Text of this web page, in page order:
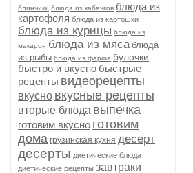
блинчики блюда из кабачков блюда из
картофеля блюда из картошки
блюда из курицы блюда из
макарон блюда из мяса блюда
из рыбы блюда из фарша булочки
быстро и вкусно быстрые
рецепты видеорецепты
вкусно вкусные рецепты
вторые блюда выпечка
готовим вкусно готовим
дома грузинская кухня десерт
десерты диетические блюда
диетические рецепты завтраки